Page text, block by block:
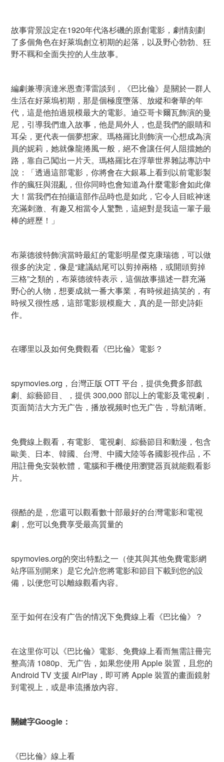
故事背景設定在1920年代洛杉磯的原創電影，劇情刻劃
了多個角色在好萊塢創立初期的起落，以及野心勃勃、狂
野不羈和全面失控的人生故事。
編劇兼導演達米恩查澤雷談到，《巴比倫》是關於一群人
生活在好萊塢初期，那是個極度墮落、放縱和奢華的年
代，這是他拍過規模最大的電影。迪亞哥卡爾瓦飾演的曼
尼，引導我們進入故事，他是局外人，也是我們的眼睛和
耳朵，更代表一個夢想家。瑪格羅比則飾演一心想成為演
員的妮莉，她就像龍捲風一般，絕不會讓任何人阻擋她的
路，靠自己闖出一片天。瑪格羅比在浮華世界雜誌專訪中
說：「透過這部電影，你將會在大銀幕上看到以前電影製
作的瘋狂與混亂，但你同時也會知道為什麼電影會如此偉
大！當我們在拍攝這部作品時也是如此，它令人目眩神迷
充滿刺激、有趣又相當令人驚艷，這絕對是我這一輩子最
棒的經歷！」
布萊德彼特飾演當時最紅的電影明星傑克康瑞德，可以做
很多的決定，像是“建議結尾可以剪掉兩格，或開頭剪掉
三格”之類的，布萊德彼特表示，這個故事描述一群充滿
野心的人物，想要成就一番大事業，有時候超搞笑的，有
時候又很性感，這部電影規模龐大，真的是一部史詩鉅
作。
在哪里以及如何免費觀看《巴比倫》電影？
spymovies.org，台灣正版 OTT 平台，提供免費多部戲
劇、綜藝節目、，提供 300,000 部以上的電影及電視劇，
页面简洁大方无广告，播放视频时也无广告，导航清晰。
免費線上觀看，有電影、電視劇、綜藝節目和動漫，包含
歐美、日本、韓國、台灣、中國大陸等各國影視作品，不
用註冊免安裝軟體，電腦和手機使用瀏覽器頁就能觀看影
片。
很酷的是，您還可以觀看數十部最好的台灣電影和電視
劇，您可以免費享受最高質量的
spymovies.org的突出特點之一（使其與其他免費電影網
站序區別開來）是它允許您將電影和節目下載到您的設
備，以便您可以離線觀看內容。
至于如何在没有广告的情况下免費線上看《巴比倫》？
在这里你可以《巴比倫》電影、免費線上看而無需註冊完
整高清 1080p、无广告，如果您使用 Apple 裝置，且您的
Android TV 支援 AirPlay，即可將 Apple 裝置的畫面鏡射
到電視上，或是串流播放內容。
關鍵字Google：
《巴比倫》線上看